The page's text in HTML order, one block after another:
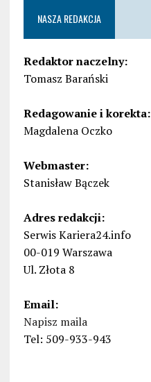
NASZA REDAKCJA
Redaktor naczelny:
Tomasz Barański
Redagowanie i korekta:
Magdalena Oczko
Webmaster:
Stanisław Bączek
Adres redakcji:
Serwis Kariera24.info
00-019 Warszawa
Ul. Złota 8
Email:
Napisz maila
Tel: 509-933-943